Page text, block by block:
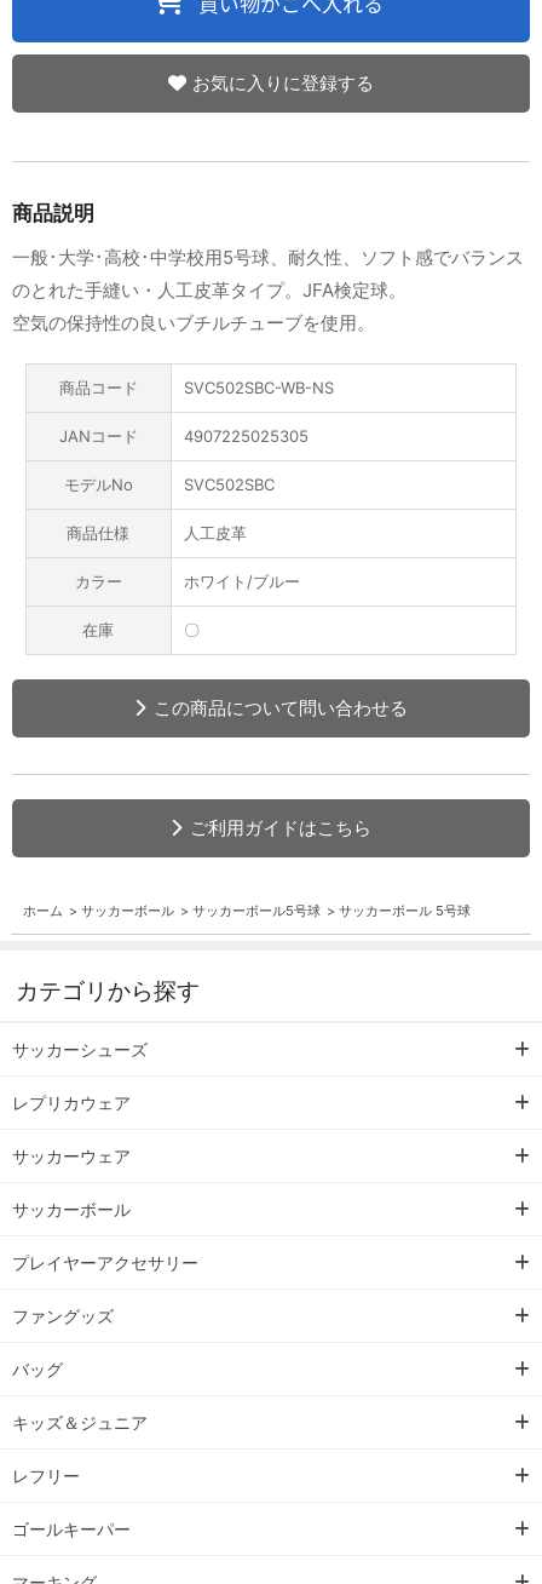
お気に入りに登録する
商品説明
一般･大学･高校･中学校用5号球、耐久性、ソフト感でバランス
のとれた手縫い・人工皮革タイプ。JFA検定球。
空気の保持性の良いブチルチューブを使用。
商品コード SVC502SBC-WB-NS
JANコード 4907225025305
モデルNo SVC502SBC
商品仕様 人工皮革
カラー ホワイト/ブルー
在庫 〇
この商品について問い合わせる
ご利用ガイドはこちら
ホーム > サッカーボール > サッカーボール5号球 > サッカーボール 5号球
カテゴリから探す
サッカーシューズ
レプリカウェア
サッカーウェア
サッカーボール
プレイヤーアクセサリー
ファングッズ
バッグ
キッズ＆ジュニア
レフリー
ゴールキーパー